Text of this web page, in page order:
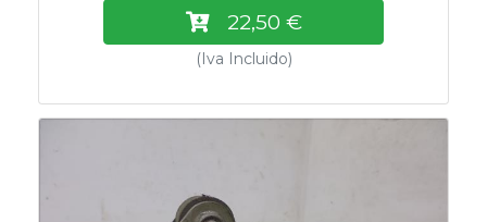
22,50 €
(Iva Incluido)